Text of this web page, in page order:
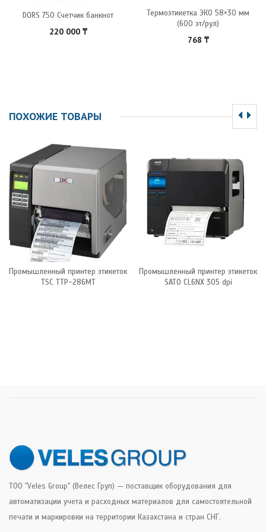
DORS 750 Счетчик банкнот
220 000 ₸
Термоэтикетка ЭКО 58×30 мм
(600 эт/рул)
768 ₸
ПОХОЖИЕ ТОВАРЫ
Промышленный принтер этикеток
TSC TTP-286MT
Промышленный принтер этикеток
SATO CL6NX 305 dpi
ТОО "Veles Group" (Велес Груп) — поставщик оборудования для
автоматизации учета и расходных материалов для самостоятельной
печати и маркировки на территории Казахстана и стран СНГ.